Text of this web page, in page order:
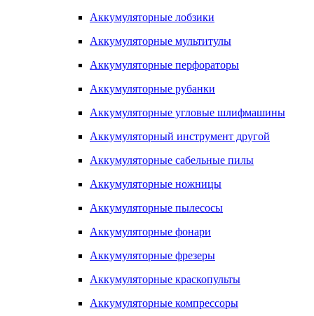
Аккумуляторные лобзики
Аккумуляторные мультитулы
Аккумуляторные перфораторы
Аккумуляторные рубанки
Аккумуляторные угловые шлифмашины
Аккумуляторный инструмент другой
Аккумуляторные сабельные пилы
Аккумуляторные ножницы
Аккумуляторные пылесосы
Аккумуляторные фонари
Аккумуляторные фрезеры
Аккумуляторные краскопульты
Аккумуляторные компрессоры